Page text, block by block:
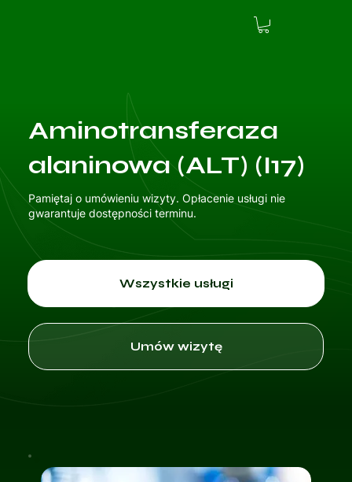
Aminotransferaza
alaninowa (ALT) (I17)
Pamiętaj o umówieniu wizyty. Opłacenie usługi nie
gwarantuje dostępności terminu.
Wszystkie usługi
Umów wizytę